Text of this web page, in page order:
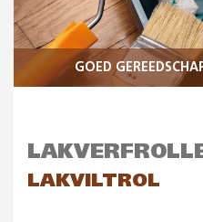
GOED
LAKVILTROL